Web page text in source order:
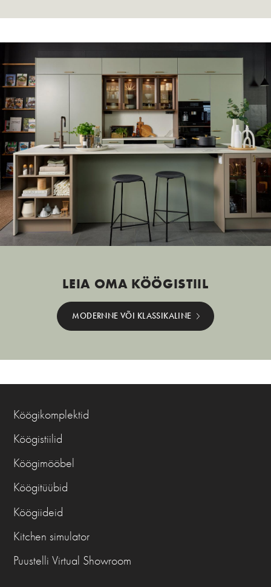
LEIA OMA KÖÖGISTIIL
MODERNNE VÕI KLASSIKALINE
Köögikomplektid
Köögistiilid
Köögimööbel
Köögitüübid
Köögiideid
Kitchen simulator
Puustelli Virtual Showroom